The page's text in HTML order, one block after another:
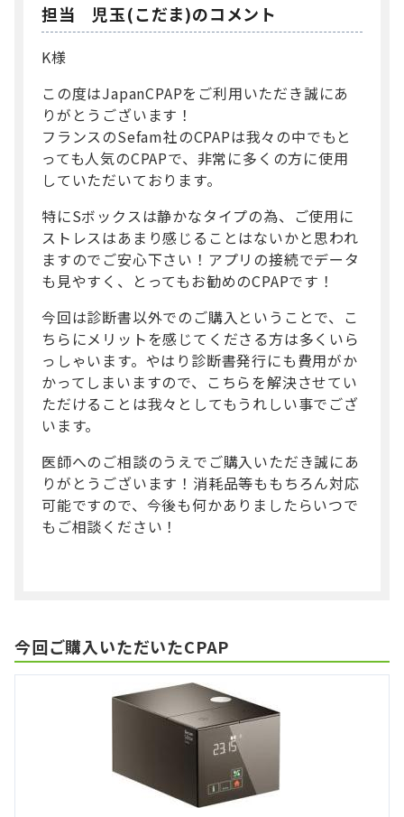
担当 児玉(こだま)のコメント
K様
この度はJapanCPAPをご利用いただき誠にあ
りがとうございます！
フランスのSefam社のCPAPは我々の中でもと
っても人気のCPAPで、非常に多くの方に使用
していただいております。
特にSボックスは静かなタイプの為、ご使用に
ストレスはあまり感じることはないかと思われ
ますのでご安心下さい！アプリの接続でデータ
も見やすく、とってもお勧めのCPAPです！
今回は診断書以外でのご購入ということで、こ
ちらにメリットを感じてくださる方は多くいら
っしゃいます。やはり診断書発行にも費用がか
かってしまいますので、こちらを解決させてい
ただけることは我々としてもうれしい事でござ
います。
医師へのご相談のうえでご購入いただき誠にあ
りがとうございます！消耗品等ももちろん対応
可能ですので、今後も何かありましたらいつで
もご相談ください！
今回ご購入いただいたCPAP